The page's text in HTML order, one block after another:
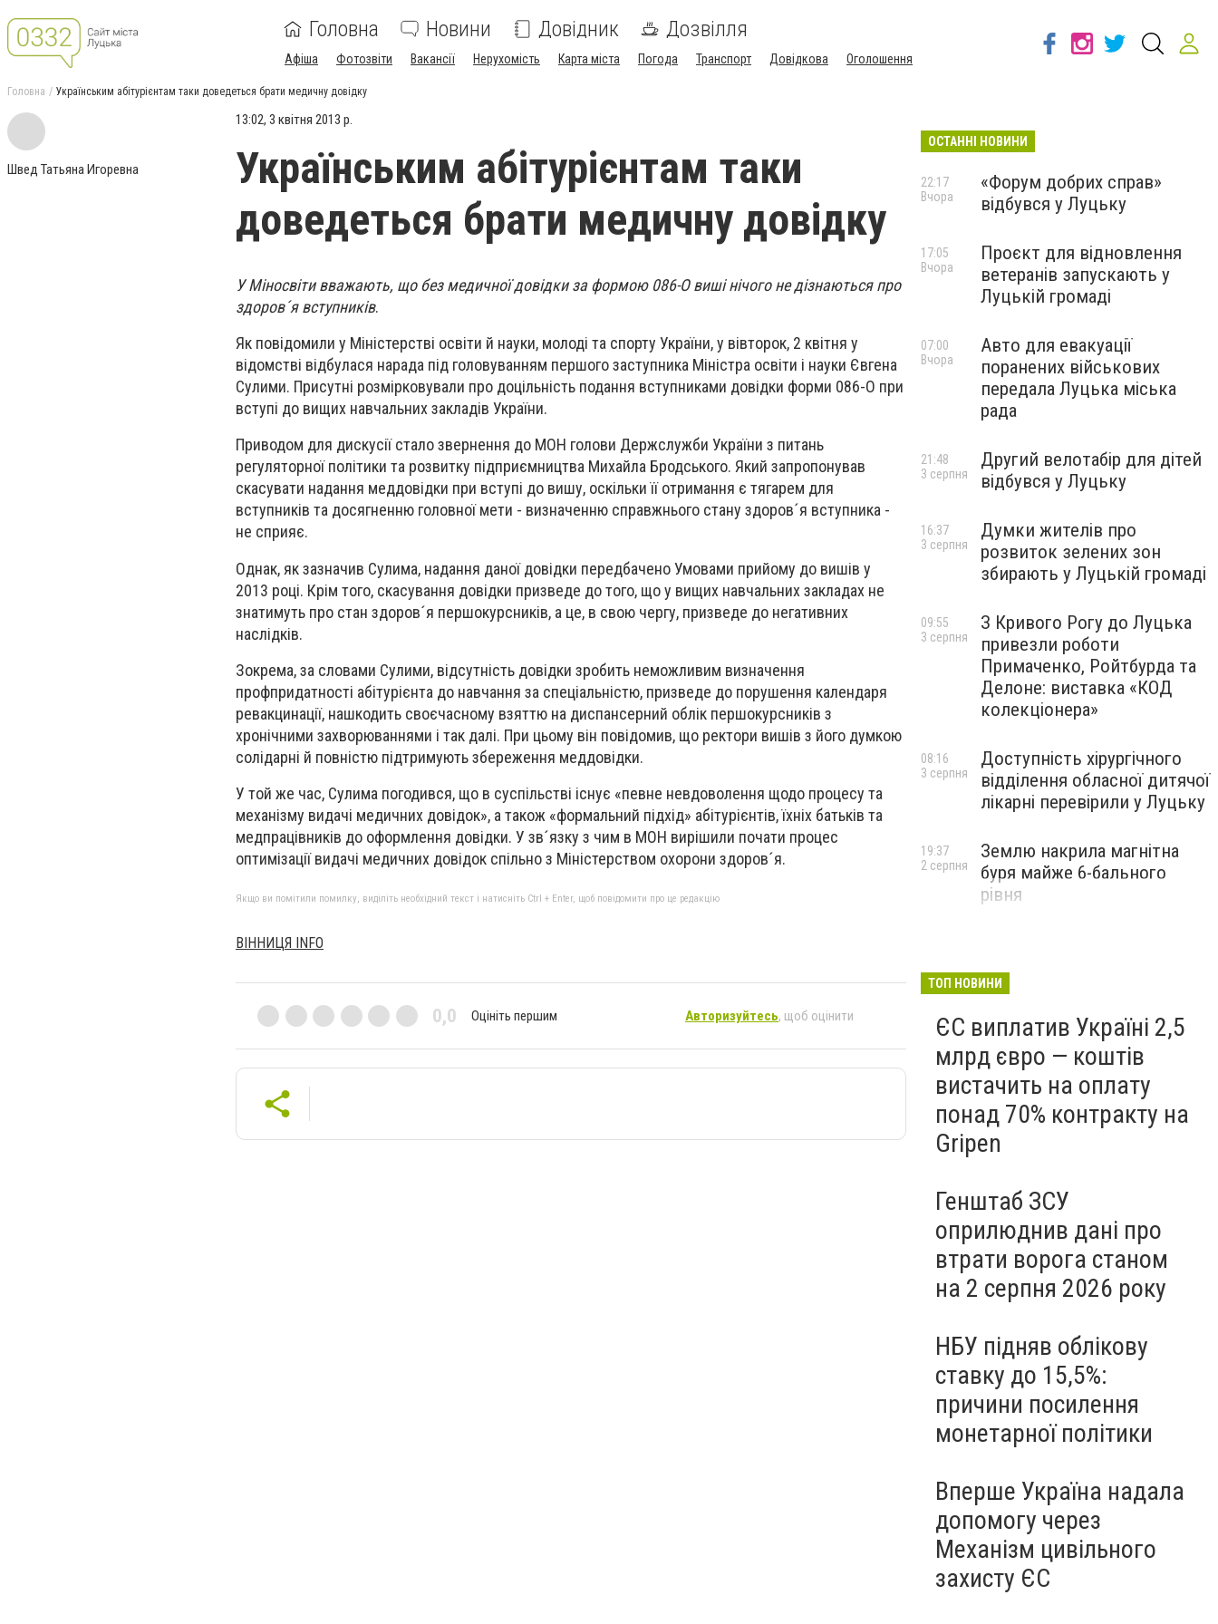
Головна Новини Довідник Дозвілля
Афіша Фотозвіти Вакансії Нерухомість Карта міста Погода Транспорт Довідкова Оголошення
Головна Українським абітурієнтам таки доведеться брати медичну довідку
Швед Татьяна Игоревна
13:02, 3 квітня 2013 р.
Українським абітурієнтам таки
доведеться брати медичну довідку
У Міносвіти вважають, що без медичної довідки за формою 086-О виші нічого не дізнаються про
здоров´я вступників.
Як повідомили у Міністерстві освіти й науки, молоді та спорту України, у вівторок, 2 квітня у
відомстві відбулася нарада під головуванням першого заступника Міністра освіти і науки Євгена
Сулими. Присутні розмірковували про доцільність подання вступниками довідки форми 086-О при
вступі до вищих навчальних закладів України.
Приводом для дискусії стало звернення до МОН голови Держслужби України з питань
регуляторної політики та розвитку підприємництва Михайла Бродського. Який запропонував
скасувати надання меддовідки при вступі до вишу, оскільки її отримання є тягарем для
вступників та досягненню головної мети - визначенню справжнього стану здоров´я вступника -
не сприяє.
Однак, як зазначив Сулима, надання даної довідки передбачено Умовами прийому до вишів у
2013 році. Крім того, скасування довідки призведе до того, що у вищих навчальних закладах не
знатимуть про стан здоров´я першокурсників, а це, в свою чергу, призведе до негативних
наслідків.
Зокрема, за словами Сулими, відсутність довідки зробить неможливим визначення
профпридатності абітурієнта до навчання за спеціальністю, призведе до порушення календаря
ревакцинації, нашкодить своєчасному взяттю на диспансерний облік першокурсників з
хронічними захворюваннями і так далі. При цьому він повідомив, що ректори вишів з його думкою
солідарні й повністю підтримують збереження меддовідки.
У той же час, Сулима погодився, що в суспільстві існує «певне невдоволення щодо процесу та
механізму видачі медичних довідок», а також «формальний підхід» абітурієнтів, їхніх батьків та
медпрацівників до оформлення довідки. У зв´язку з чим в МОН вирішили почати процес
оптимізації видачі медичних довідок спільно з Міністерством охорони здоров´я.
Якщо ви помітили помилку, виділіть необхідний текст і натисніть Ctrl + Enter, щоб повідомити про це редакцію
ВІННИЦЯ INFO
0,0 Оцініть першим Авторизуйтесь, щоб оцінити
ОСТАННІ НОВИНИ
«Форум добрих справ»
відбувся у Луцьку
22:17
Вчора
Проєкт для відновлення
ветеранів запускають у
Луцькій громаді
17:05
Вчора
Авто для евакуації
поранених військових
передала Луцька міська
рада
07:00
Вчора
Другий велотабір для дітей
відбувся у Луцьку
21:48
3 серпня
Думки жителів про
розвиток зелених зон
збирають у Луцькій громаді
16:37
3 серпня
З Кривого Рогу до Луцька
привезли роботи
Примаченко, Ройтбурда та
Делоне: виставка «КОД
колекціонера»
09:55
3 серпня
Доступність хірургічного
відділення обласної дитячої
лікарні перевірили у Луцьку
08:16
3 серпня
Землю накрила магнітна
буря майже 6-бального
рівня
19:37
2 серпня
ТОП НОВИНИ
ЄС виплатив Україні 2,5
млрд євро — коштів
вистачить на оплату
понад 70% контракту на
Gripen
Генштаб ЗСУ
оприлюднив дані про
втрати ворога станом
на 2 серпня 2026 року
НБУ підняв облікову
ставку до 15,5%:
причини посилення
монетарної політики
Вперше Україна надала
допомогу через
Механізм цивільного
захисту ЄС